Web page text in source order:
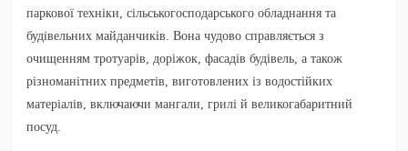
паркової техніки, сільськогосподарського обладнання та
будівельних майданчиків. Вона чудово справляється з
очищенням тротуарів, доріжок, фасадів будівель, а також
різноманітних предметів, виготовлених із водостійких
матеріалів, включаючи мангали, грилі й великогабаритний
посуд.